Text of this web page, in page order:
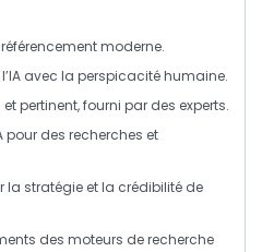
référencementmoderne.
IA avec la perspicacité humaine.
et pertinent, fourni par des experts.
pour des recherches et
la stratégie et la crédibilité de
des moteurs de recherche